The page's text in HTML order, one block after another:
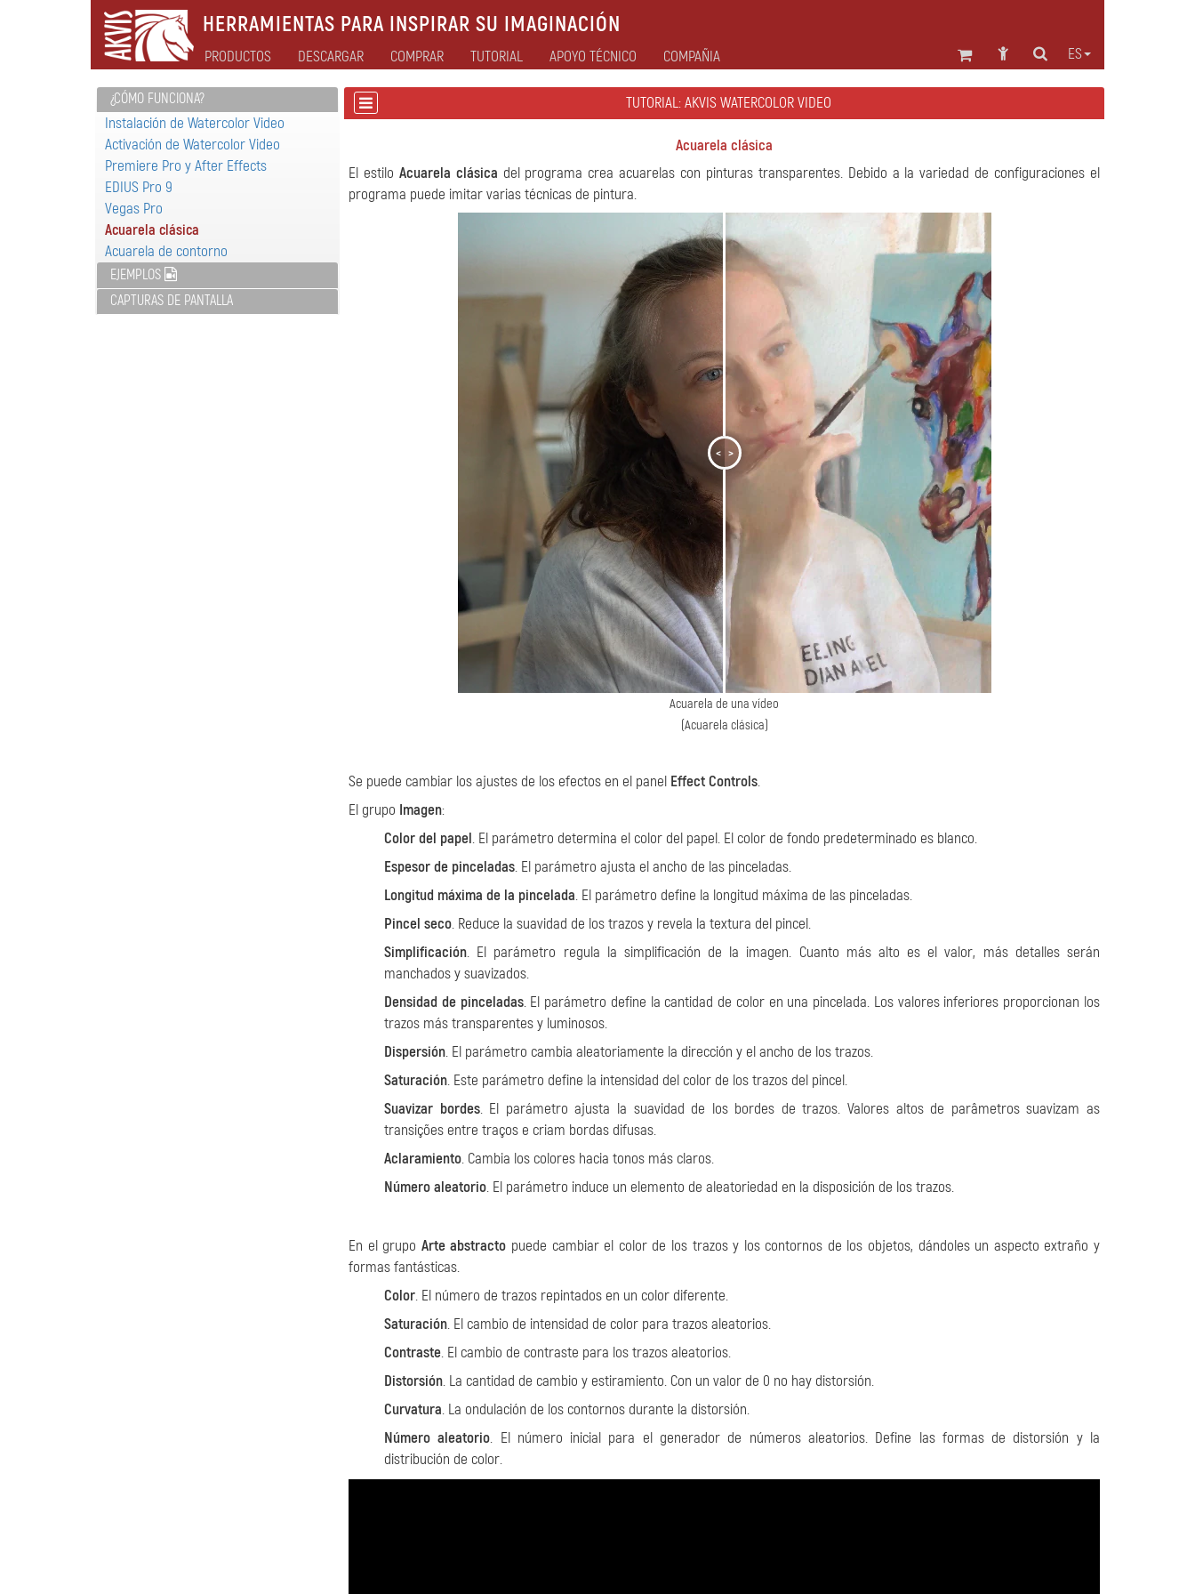
HERRAMIENTAS PARA INSPIRAR SU IMAGINACIÓN
ES
PRODUCTOS DESCARGAR COMPRAR TUTORIAL APOYO TÉCNICO COMPAÑIA
¿CÓMO FUNCIONA?
Instalación de Watercolor Video
Activación de Watercolor Video
Premiere Pro y After Effects
EDIUS Pro 9
Vegas Pro
Acuarela clásica
Acuarela de contorno
EJEMPLOS
CAPTURAS DE PANTALLA
TUTORIAL: AKVIS WATERCOLOR VIDEO
Acuarela clásica
El estilo Acuarela clásica del programa crea acuarelas con pinturas transparentes. Debido a la variedad de configuraciones el
programa puede imitar varias técnicas de pintura.
< >
Acuarela de una vídeo
(Acuarela clásica)
Se puede cambiar los ajustes de los efectos en el panel Effect Controls.
El grupo Imagen:
Color del papel. El parámetro determina el color del papel. El color de fondo predeterminado es blanco.
Espesor de pinceladas. El parámetro ajusta el ancho de las pinceladas.
Longitud máxima de la pincelada. El parámetro define la longitud máxima de las pinceladas.
Pincel seco. Reduce la suavidad de los trazos y revela la textura del pincel.
Simplificación. El parámetro regula la simplificación de la imagen. Cuanto más alto es el valor, más detalles serán
manchados y suavizados.
Densidad de pinceladas. El parámetro define la cantidad de color en una pincelada. Los valores inferiores proporcionan los
trazos más transparentes y luminosos.
Dispersión. El parámetro cambia aleatoriamente la dirección y el ancho de los trazos.
Saturación. Este parámetro define la intensidad del color de los trazos del pincel.
Suavizar bordes. El parámetro ajusta la suavidad de los bordes de trazos. Valores altos de parâmetros suavizam as
transições entre traços e criam bordas difusas.
Aclaramiento. Cambia los colores hacia tonos más claros.
Número aleatorio. El parámetro induce un elemento de aleatoriedad en la disposición de los trazos.
En el grupo Arte abstracto puede cambiar el color de los trazos y los contornos de los objetos, dándoles un aspecto extraño y
formas fantásticas.
Color. El número de trazos repintados en un color diferente.
Saturación. El cambio de intensidad de color para trazos aleatorios.
Contraste. El cambio de contraste para los trazos aleatorios.
Distorsión. La cantidad de cambio y estiramiento. Con un valor de 0 no hay distorsión.
Curvatura. La ondulación de los contornos durante la distorsión.
Número aleatorio. El número inicial para el generador de números aleatorios. Define las formas de distorsión y la
distribución de color.